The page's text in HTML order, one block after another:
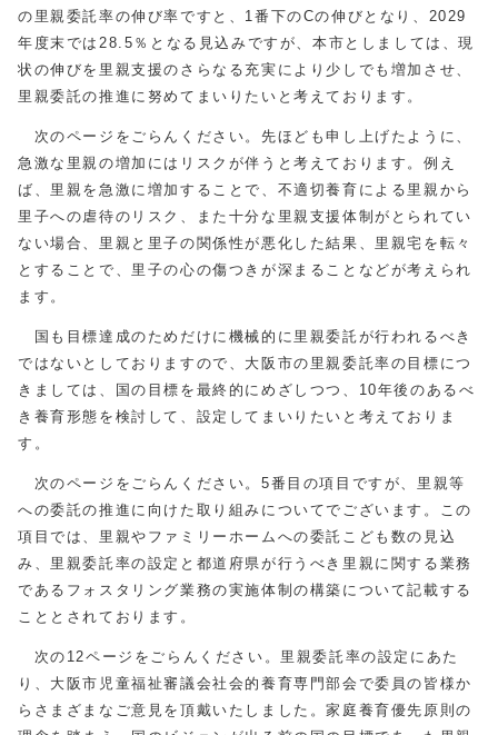
の里親委託率の伸び率ですと、1番下のCの伸びとなり、2029
年度末では28.5％となる見込みですが、本市としましては、現
状の伸びを里親支援のさらなる充実により少しでも増加させ、
里親委託の推進に努めてまいりたいと考えております。
次のページをごらんください。先ほども申し上げたように、
急激な里親の増加にはリスクが伴うと考えております。例え
ば、里親を急激に増加することで、不適切養育による里親から
里子への虐待のリスク、また十分な里親支援体制がとられてい
ない場合、里親と里子の関係性が悪化した結果、里親宅を転々
とすることで、里子の心の傷つきが深まることなどが考えられ
ます。
国も目標達成のためだけに機械的に里親委託が行われるべき
ではないとしておりますので、大阪市の里親委託率の目標につ
きましては、国の目標を最終的にめざしつつ、10年後のあるべ
き養育形態を検討して、設定してまいりたいと考えておりま
す。
次のページをごらんください。5番目の項目ですが、里親等
への委託の推進に向けた取り組みについてでございます。この
項目では、里親やファミリーホームへの委託こども数の見込
み、里親委託率の設定と都道府県が行うべき里親に関する業務
であるフォスタリング業務の実施体制の構築について記載する
こととされております。
次の12ページをごらんください。里親委託率の設定にあた
り、大阪市児童福祉審議会社会的養育専門部会で委員の皆様か
らさまざまなご意見を頂戴いたしました。家庭養育優先原則の